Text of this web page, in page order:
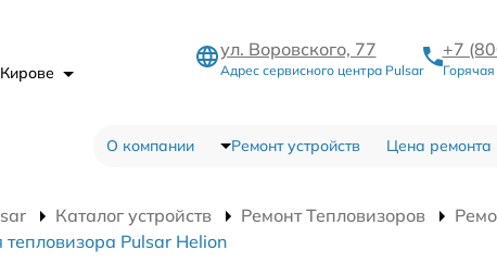
ул. Воровского, 77
Адрес сервисного центра Pulsar
+7
О компании Ремонт устройств Цена ремонта
Каталог устройств Ремонт Тепловизоров
Pulsar Helion